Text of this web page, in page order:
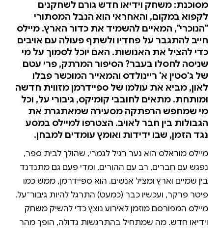
מסוכנת: משחק וידיאו חדש גורם לשחקנים
לקפוא במקום, והאחראי הוא הנבל המסתורי
"הנוכרי", המאיים להשמיד את כדור הארץ. מיילס
חייב להתגבר על פחדיו ולשתף פעולה עם אויבים
כדי להציל את האנושות. האם יוכל לסמוך על מי
שניסה לחסלו בעבר? הסיפור המרתק, פרי עטם
של ג'סטין א' ריינולדס והמאייר המוכשר פבלו
לאון, מביא את עולמו של ספיידרמן מזווית חדשה
ומותחת. מתאים לחובבי קומיקס, גיבורי על, וכל
מי שמחפש הרפתקה מסעירה שמאתגרת את
הגבולות בין חבר לאויב. הצטרפו למיילס במסע
נגד הזמן, שבו ידידות ואומץ עומדים למבחן.
מיילס מוראלס הוא נער רגיל לגמרי, שהולך לבית ספר,
נפגש עם חברים, רב עם ההורים, ומדי פעם גם מתנדנד
בין שמיים וארץ ומציל אנשים. הוא ספיידרמן, ממש כמו
פיטר פרקר, ועכשיו כבר (כמעט) התרגל להיות גיבור־על.
מיילס המפורסם מוזמן לאירוע נוצץ כדי להשיק משחק
וידיאו חדש. מה שמתחיל בהתרגשות גדולה, הופך מהר